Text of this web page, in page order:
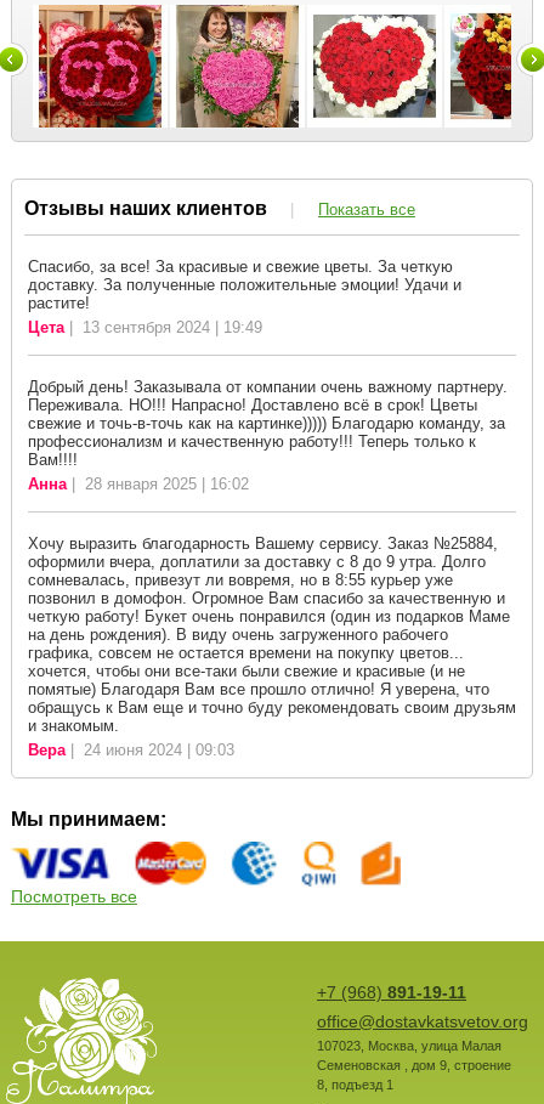
Отзывы наших клиентов | Показать все
Спасибо, за все! За красивые и свежие цветы. За четкую
доставку. За полученные положительные эмоции! Удачи и
растите!
Цета| 13 сентября 2024 | 19:49
Добрый день! Заказывала от компании очень важному партнеру.
Переживала. НО!!! Напрасно! Доставлено всё в срок! Цветы
свежие и точь-в-точь как на картинке))))) Благодарю команду, за
профессионализм и качественную работу!!! Теперь только к
Вам!!!!
Анна| 28 января 2025 | 16:02
Хочу выразить благодарность Вашему сервису. Заказ №25884,
оформили вчера, доплатили за доставку с 8 до 9 утра. Долго
сомневалась, привезут ли вовремя, но в 8:55 курьер уже
позвонил в домофон. Огромное Вам спасибо за качественную и
четкую работу! Букет очень понравился (один из подарков Маме
на день рождения). В виду очень загруженного рабочего
графика, совсем не остается времени на покупку цветов...
хочется, чтобы они все-таки были свежие и красивые (и не
помятые) Благодаря Вам все прошло отлично! Я уверена, что
обращусь к Вам еще и точно буду рекомендовать своим друзьям
и знакомым.
Вера| 24 июня 2024 | 09:03
Мы принимаем:
Посмотреть все
+7 (968) 891-19-11
office@dostavkatsvetov.org
107023, Москва, улица Малая
Семеновская , дом 9, строение
8, подъезд 1